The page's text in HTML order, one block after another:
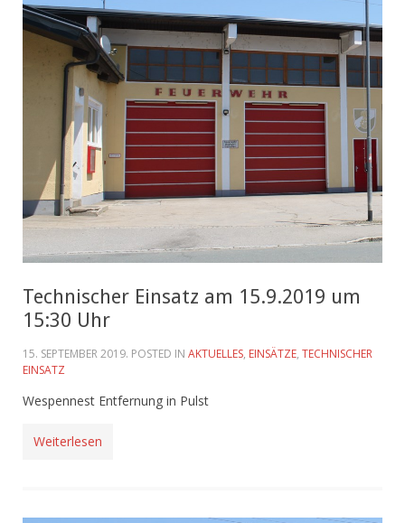
Technischer Einsatz am 15.9.2019 um
15:30 Uhr
15. SEPTEMBER 2019. POSTED IN AKTUELLES, EINSÄTZE, TECHNISCHER
EINSATZ
Wespennest Entfernung in Pulst
Weiterlesen